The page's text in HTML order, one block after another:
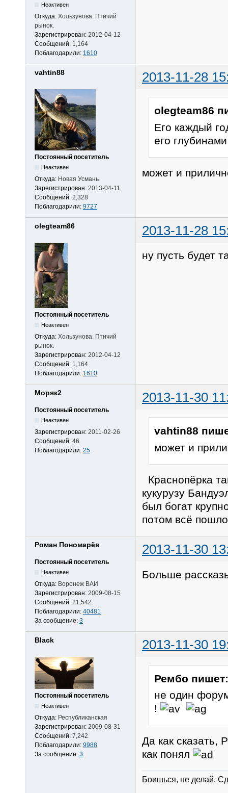
Неактивен
Откуда: Хользунова. Птичий
рынок.
Зарегистрирован: 2012-04-12
Сообщений: 1,164
Поблагодарили: 1610
vahtin88 2013-11-28
Постоянный посетитель
Неактивен
Откуда: Новая Усмань
Зарегистрирован: 2013-04-11
Сообщений: 2,328
Поблагодарили: 9727
olegteam86
Его каждый
его
может и
olegteam86 2013-11-28
Постоянный посетитель
Неактивен
Откуда: Хользунова. Птичий
рынок.
Зарегистрирован: 2012-04-12
Сообщений: 1,164
Поблагодарили: 1610
ну пусть будет
Моряк2 2013-11-30
Постоянный посетитель
Неактивен
Зарегистрирован: 2011-02-26
Сообщений: 46
Поблагодарили: 25
vahtin88
может и
Краснопёрка
кукурузу
был богат
потом всё
Роман Пономарёв 2013-11-30
Постоянный посетитель
Неактивен
Откуда: Воронеж ВАИ
Зарегистрирован: 2009-08-15
Сообщений: 21,542
Поблагодарили: 40481
За сообщение: 3
Больше
Black 2013-11-30
Постоянный посетитель
Неактивен
Откуда: Республиканская
Зарегистрирован: 2009-08-31
Сообщений: 7,242
Поблагодарили: 9988
За сообщение: 3
Рембо пишет:
не один
!
Да как сказать,
как понял
Боишься, не делай.